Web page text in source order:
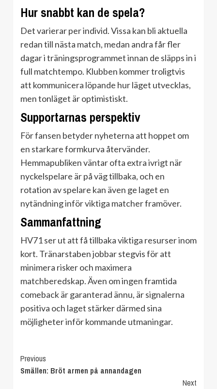
Hur snabbt kan de spela?
Det varierar per individ. Vissa kan bli aktuella
redan till nästa match, medan andra får fler
dagar i träningsprogrammet innan de släpps in i
full matchtempo. Klubben kommer troligtvis
att kommunicera löpande hur läget utvecklas,
men tonläget är optimistiskt.
Supportarnas perspektiv
För fansen betyder nyheterna att hoppet om
en starkare formkurva återvänder.
Hemmapubliken väntar ofta extra ivrigt när
nyckelspelare är på väg tillbaka, och en
rotation av spelare kan även ge laget en
nytändning inför viktiga matcher framöver.
Sammanfattning
HV71 ser ut att få tillbaka viktiga resurser inom
kort. Tränarstaben jobbar stegvis för att
minimera risker och maximera
matchberedskap. Även om ingen framtida
comeback är garanterad ännu, är signalerna
positiva och laget stärker därmed sina
möjligheter inför kommande utmaningar.
Continue
Reading
Previous
Smällen: Bröt armen på annandagen
Next